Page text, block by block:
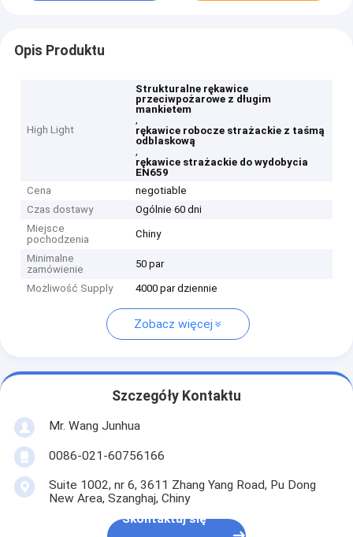
Opis Produktu
High Light
Strukturalne rękawice
przeciwpożarowe z długim
mankietem
,
rękawice robocze strażackie z taśmą
odblaskową
,
rękawice strażackie do wydobycia
EN659
Cena
negotiable
Czas dostawy
Ogólnie 60 dni
Miejsce
pochodzenia
Chiny
Minimalne
zamówienie
50 par
Możliwość Supply 4000 par dziennie
Zobacz więcej
Szczegóły Kontaktu
Mr. Wang Junhua
0086-021-60756166
Suite 1002, nr 6, 3611 Zhang Yang Road, Pu Dong
New Area, Szanghaj, Chiny
Skontaktuj się